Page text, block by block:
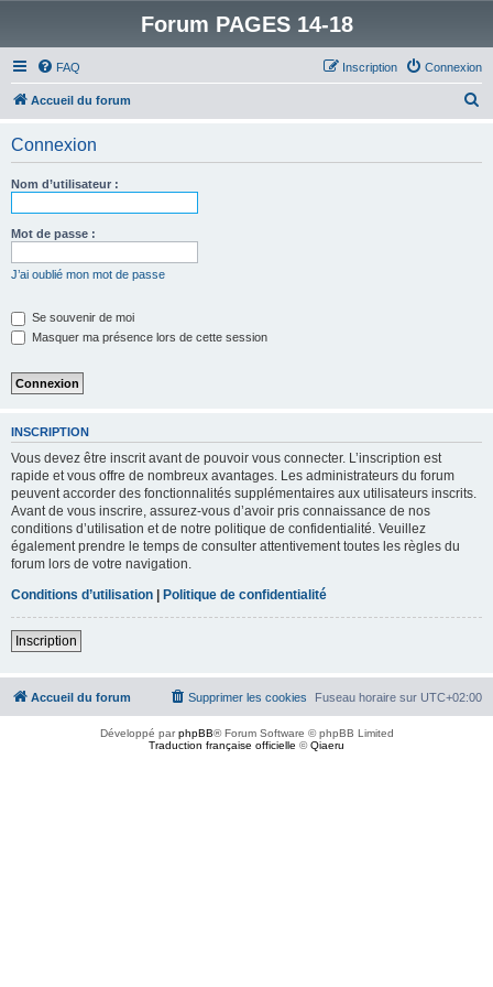
Forum PAGES 14-18
FAQ Connexion
Inscription
Accueil du forum
Connexion
Nom d’utilisateur :
Mot de passe :
J’ai oublié mon mot de passe
Se souvenir de moi
Masquer ma présence lors de cette session
INSCRIPTION
Vous devez être inscrit avant de pouvoir vous connecter. L’inscription est
rapide et vous offre de nombreux avantages. Les administrateurs du forum
peuvent accorder des fonctionnalités supplémentaires aux utilisateurs inscrits.
Avant de vous inscrire, assurez-vous d’avoir pris connaissance de nos
conditions d’utilisation et de notre politique de confidentialité. Veuillez
également prendre le temps de consulter attentivement toutes les règles du
forum lors de votre navigation.
Conditions d’utilisation | Politique de confidentialité
Inscription
Accueil du forum Fuseau horaire sur UTC+02:00
Supprimer les cookies
Développé parphpBB® Forum Software © phpBB Limited
Traduction française officielle ©Qiaeru